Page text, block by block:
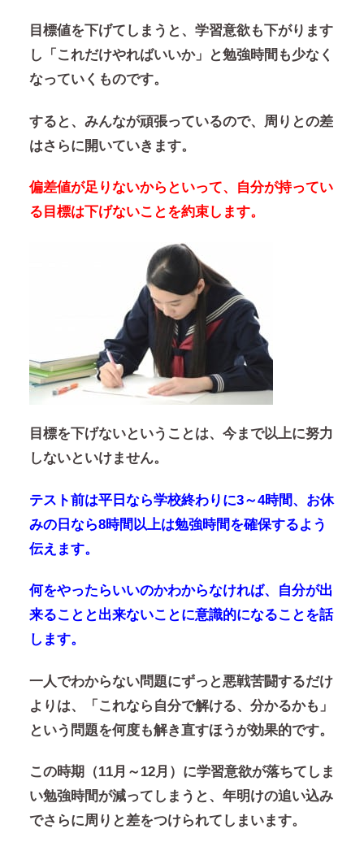
目標値を下げてしまうと、学習意欲も下がります
し「これだけやればいいか」と勉強時間も少なく
なっていくものです。
すると、みんなが頑張っているので、周りとの差
はさらに開いていきます。
偏差値が足りないからといって、自分が持ってい
る目標は下げないことを約束します。
目標を下げないということは、今まで以上に努力
しないといけません。
テスト前は平日なら学校終わりに3～4時間、お休
みの日なら8時間以上は勉強時間を確保するよう
伝えます。
何をやったらいいのかわからなければ、自分が出
来ることと出来ないことに意識的になることを話
します。
一人でわからない問題にずっと悪戦苦闘するだけ
よりは、「これなら自分で解ける、分かるかも」
という問題を何度も解き直すほうが効果的です。
この時期（11月～12月）に学習意欲が落ちてしま
い勉強時間が減ってしまうと、年明けの追い込み
でさらに周りと差をつけられてしまいます。